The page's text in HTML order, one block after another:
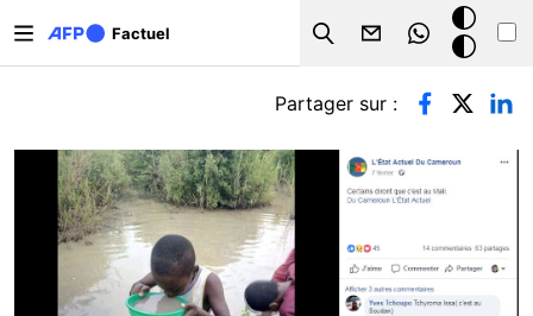
Factuel
Search
Mode
sombre
Onglets principaux
Partager sur :